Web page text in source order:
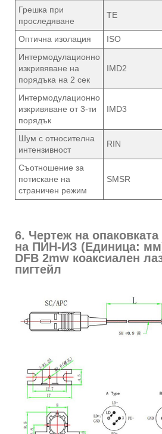
Грешка при
проследяване
TE
Оптична изолация ISO
Интермодулационно
изкривяване на
порядъка на 2 сек
IMD2
Интермодулационно
изкривяване от 3-ти
порядък
IMD3
Шум с относителна
интензивност
RIN
Съотношение за
потискане на
страничен режим
SMSR
6. Чертеж на
на ПИН-ИЗ (Единица:
DFB 2mw коаксиален
пигтейл